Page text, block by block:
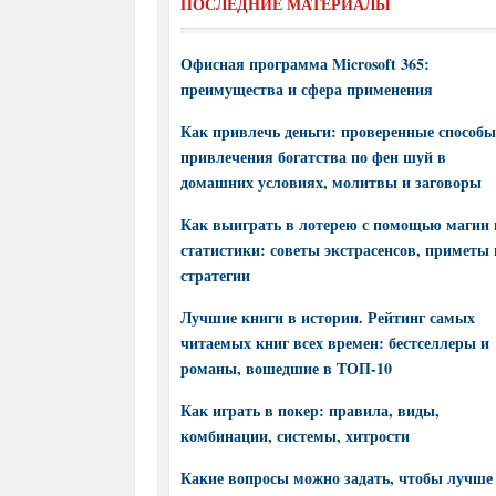
Офисная программа Microsoft 365:
преимущества и сфера применения
Как привлечь деньги: проверенные способы
привлечения богатства по фен шуй в
домашних условиях, молитвы и заговоры
Как выиграть в лотерею с помощью магии
статистики: советы экстрасенсов, приметы
стратегии
Лучшие книги в истории. Рейтинг самых
читаемых книг всех времен: бестселлеры и
романы, вошедшие в ТОП-10
Как играть в покер: правила, виды,
комбинации, системы, хитрости
Какие вопросы можно задать, чтобы лучше